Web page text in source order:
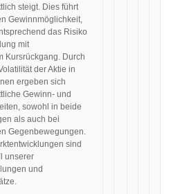
steigt. Dies führt
Gewinnmöglichkeit,
das Risiko
mit
Kursrückgang. Durch
der Aktie in
ergeben sich
Gewinn- und
sowohl in beide
als auch bei
Gegenbewegungen.
sind
unserer
und